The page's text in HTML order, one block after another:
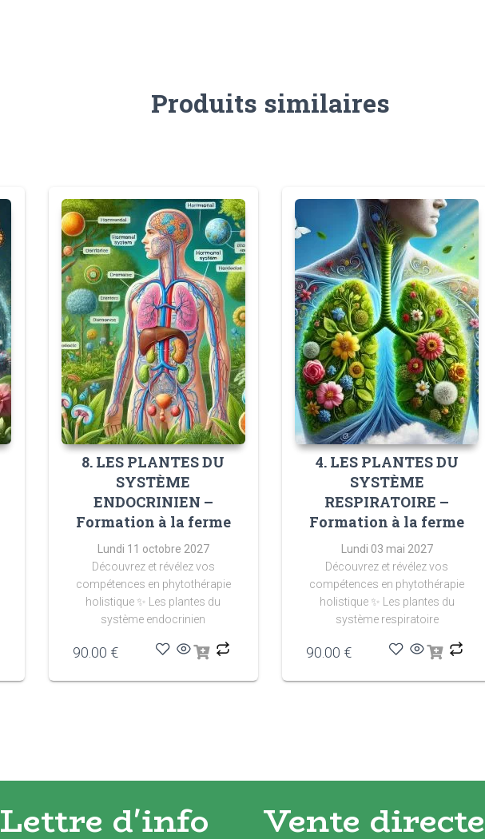
Produits similaires
8. LES PLANTES DU
SYSTÈME
ENDOCRINIEN –
Formation à la ferme
Lundi 11 octobre 2027
Découvrez et révélez vos
compétences en phytothérapie
holistique ✨ Les plantes du
système endocrinien
90.00 €
4. LES PLANTES DU
SYSTÈME
RESPIRATOIRE –
Formation à la ferme
Lundi 03 mai 2027
Découvrez et révélez vos
compétences en phytothérapie
holistique ✨ Les plantes du
système respiratoire
90.00 €
Lettre d'info Vente directe